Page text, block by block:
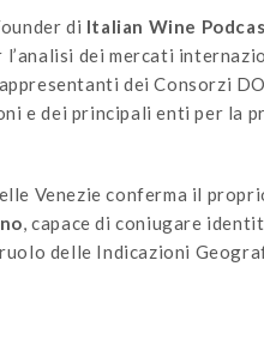
di Italian Wine
dei mercati
dei Consorzi
e dei principali enti per la
Venezie conferma il
, capace di coniugare
delle Indicazioni